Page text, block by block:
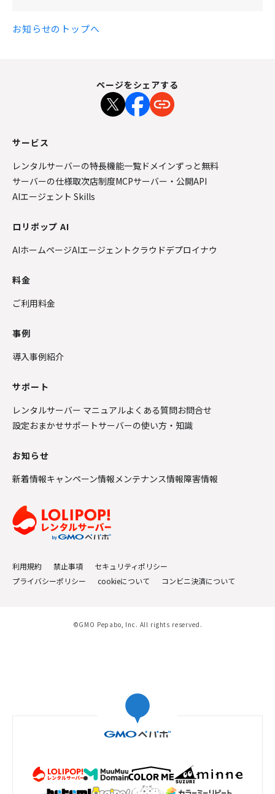
お知らせのトップへ
ページをシェアする
サービス
レンタルサーバーの特長機能一覧 ドメインずっと無料
サーバーの仕様取次店制度MCPサーバー・公開API
AIエージェント Skills
ロリポップ AI
AIホームページAIエージェントクラウドデプロイナウ
料金
ご利用料金
事例
導入事例紹介
サポート
レンタルサーバー マニュアルよくある質問お問合せ
設定おまかせサポートサーバーの使い方・知識
お知らせ
新着情報キャンペーン情報メンテナンス情報障害情報
利用規約 禁止事項
セキュリティポリシー
プライバシーポリシー
cookieについて コンビニ決済について
©GMO Pepabo, Inc. All rights reserved.